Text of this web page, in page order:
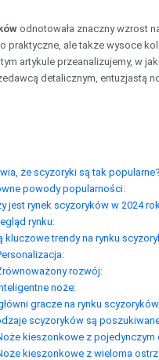
odnotowała znaczny wzrost
praktyczne, ale także wysoce
artykule przeanalizujemy, w
detalicznym, entuzjastą
że scyzoryki są tak popularne?
powody popularności:
jest rynek scyzoryków w 2024
rynku:
kluczowe trendy na rynku
rozwój:
noże:
gracze na rynku
scyzoryków są
kieszonkowe z pojedynczym
kieszonkowe z wieloma